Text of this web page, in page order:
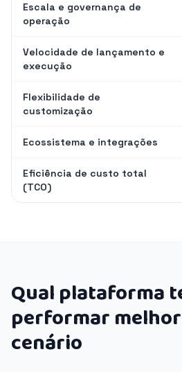
Escala e governança de
operação
Velocidade de lançamento e
execução
Flexibilidade de
customização
Ecossistema e integrações
Eficiência de custo total
(TCO)
Qual plataforma
performar
cenário